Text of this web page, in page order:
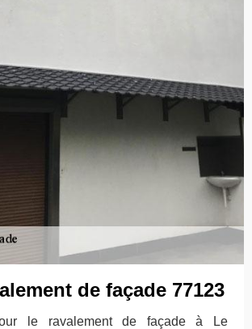
de façade 77123
le ravalement de façade à Le